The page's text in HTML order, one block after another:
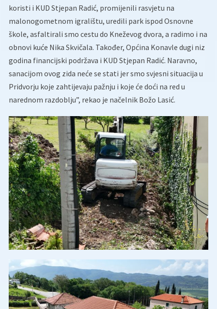
koristi i KUD Stjepan Radić, promijenili rasvjetu na
malonogometnom igralištu, uredili park ispod Osnovne
škole, asfaltirali smo cestu do Kneževog dvora, a radimo i na
obnovi kuće Nika Skvičala. Također, Općina Konavle dugi niz
godina financijski podržava i KUD Stjepan Radić. Naravno,
sanacijom ovog zida neće se stati jer smo svjesni situacija u
Pridvorju koje zahtijevaju pažnju i koje će doći na red u
narednom razdoblju”, rekao je načelnik Božo Lasić.